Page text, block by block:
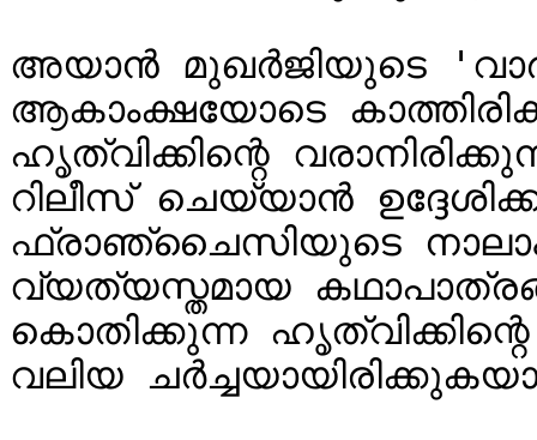
അയാൻ മുഖർജിയുടെ
ആകാംക്ഷയോടെ
ഹൃത്വിക്കിന്റെ
റിലീസ് ചെയ്യാൻ
ഫ്രാഞ്ചൈസിയുടെ
വ്യത്യസ്തമായ
കൊതിക്കുന്ന
വലിയ